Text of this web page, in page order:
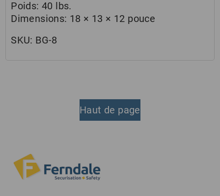
Poids:40 lbs.
Dimensions: 18 × 13 × 12 pouce
SKU: BG-8
Haut de page